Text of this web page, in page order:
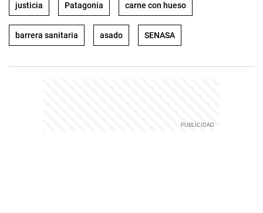
justicia Patagonia carne con hueso
barrera sanitaria asado SENASA